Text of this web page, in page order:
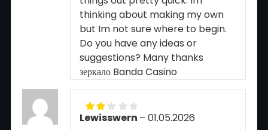
thinking about making my own
but Im not sure where to begin.
Do you have any ideas or
suggestions? Many thanks
зеркало Banda Casino
Rated
Lewisswern – 01.05.2026